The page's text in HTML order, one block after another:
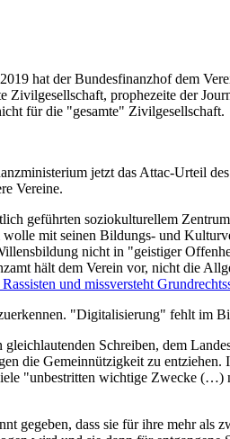
hat der Bundesfinanzhof dem
Zivilgesellschaft, prophezeite der
für die "gesamte" Zivilgesellschaft.
jetzt das Attac-Urteil
Vereine.
geführten soziokulturellem
mit seinen Bildungs- und
nicht in "geistiger
hält dem Verein vor, nicht die
und missversteht
"Digitalisierung" fehlt im
Schreiben, dem
die Gemeinnützigkeit zu entziehen.
"unbestritten wichtige Zwecke
gegeben, dass sie für ihre mehr